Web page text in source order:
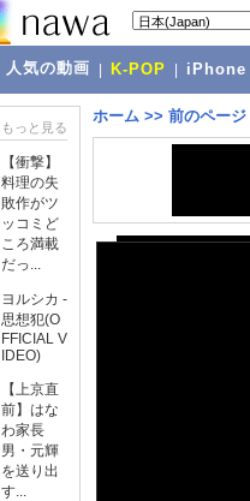
人気の動画 K-POP iPhone
もっと見る
【衝撃】
料理の失
敗作がツ
ッコミど
ころ満載
だっ...
ヨルシカ -
思想犯(O
FFICIAL V
IDEO)
【上京直
前】はな
わ家長
男・元輝
を送り出
す...
ホーム >> 前のページ